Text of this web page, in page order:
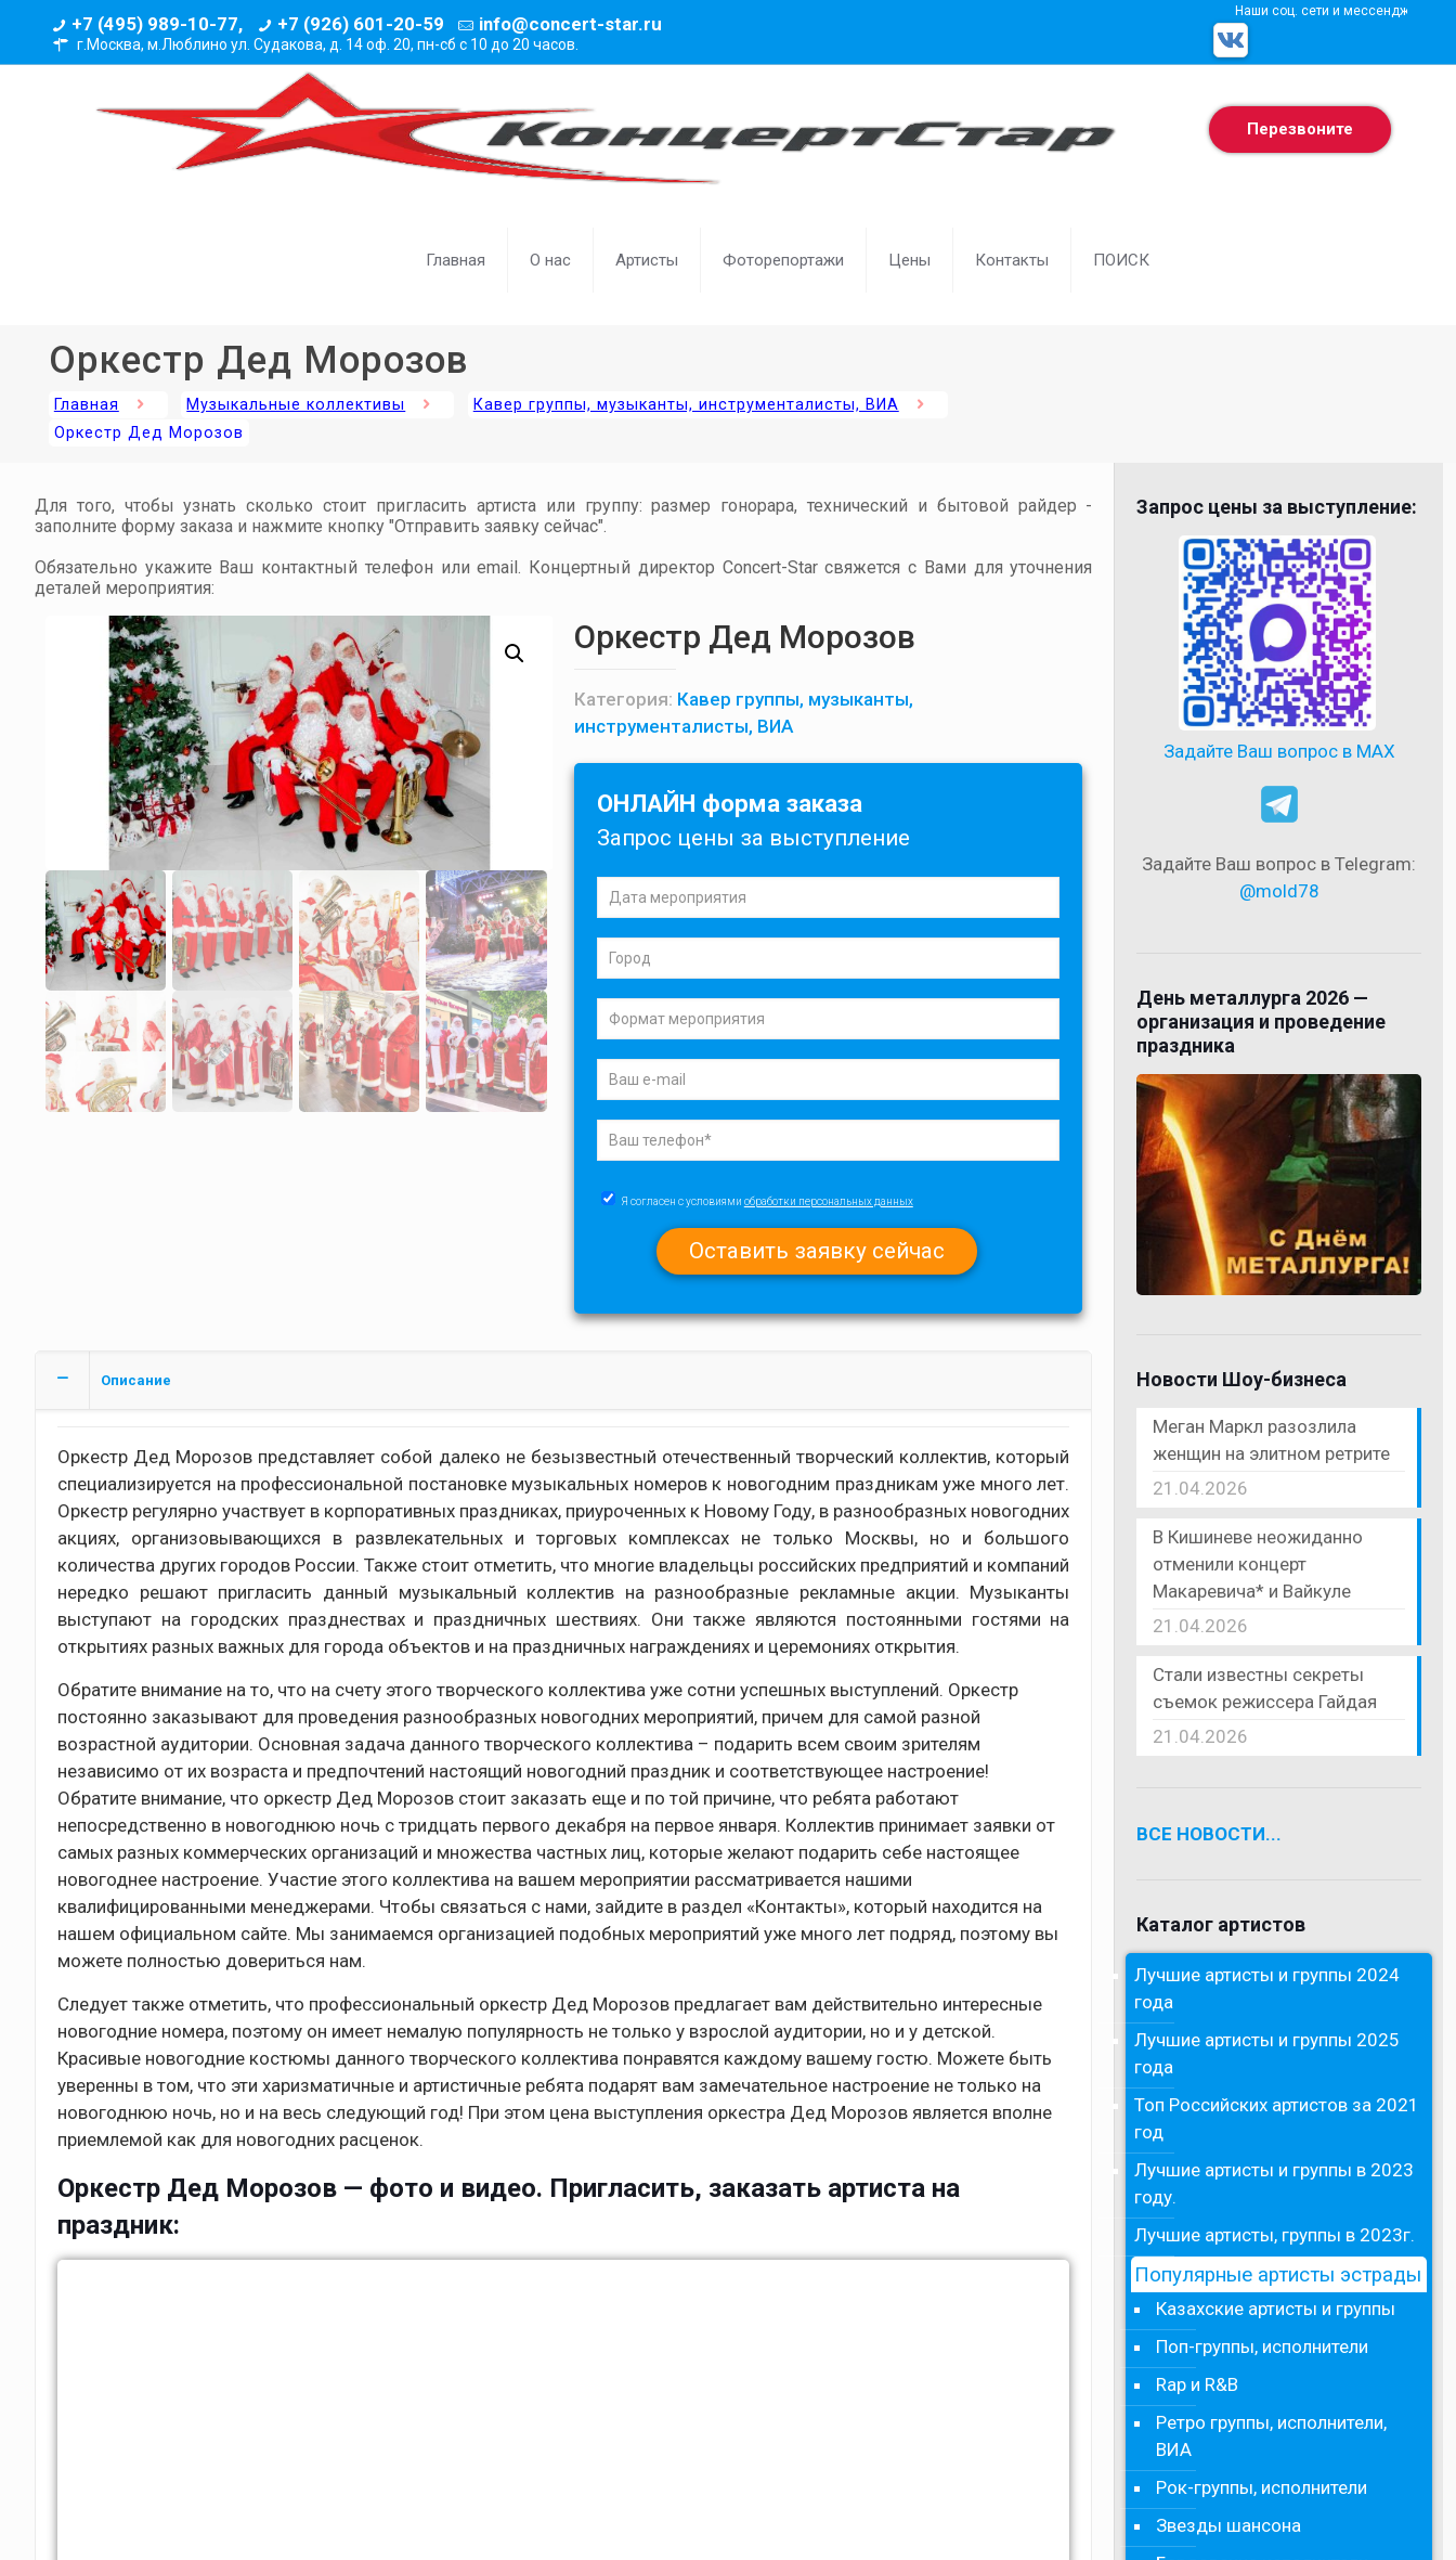
+7 (495) 989-10-77, +7 (926) 601-20-59 info@concert-star.ru
г.Москва, м.Люблино ул. Судакова, д. 14 оф. 20, пн-сб с 10 до 20 часов.
Наши соц. сети и мессенджеры
Главная О нас Артисты Фоторепортажи Цены Контакты ПОИСК
Перезвоните
Оркестр Дед Морозов
Главная Музыкальные коллективы
Кавер группы, музыканты, инструменталисты, ВИА
Оркестр Дед Морозов
Для того, чтобы узнать сколько стоит пригласить артиста или группу: размер гонорара, технический и бытовой райдер -
заполните форму заказа и нажмите кнопку "Отправить заявку сейчас".
Обязательно укажите Ваш контактный телефон или email. Концертный директор Concert-Star свяжется с Вами для уточнения
деталей мероприятия:
Оркестр Дед Морозов
Категория: Кавер группы, музыканты,
инструменталисты, ВИА
ОНЛАЙН форма заказа
Запрос цены за выступление
Я согласен с условиями обработки персональных данных
Описание
Оркестр Дед Морозов представляет собой далеко не безызвестный отечественный творческий коллектив, который
специализируется на профессиональной постановке музыкальных номеров к новогодним праздникам уже много лет.
Оркестр регулярно участвует в корпоративных праздниках, приуроченных к Новому Году, в разнообразных новогодних
акциях, организовывающихся в развлекательных и торговых комплексах не только Москвы, но и большого
количества других городов России. Также стоит отметить, что многие владельцы российских предприятий и компаний
нередко решают пригласить данный музыкальный коллектив на разнообразные рекламные акции. Музыканты
выступают на городских празднествах и праздничных шествиях. Они также являются постоянными гостями на
открытиях разных важных для города объектов и на праздничных награждениях и церемониях открытия.
Обратите внимание на то, что на счету этого творческого коллектива уже сотни успешных выступлений. Оркестр
постоянно заказывают для проведения разнообразных новогодних мероприятий, причем для самой разной
возрастной аудитории. Основная задача данного творческого коллектива – подарить всем своим зрителям
независимо от их возраста и предпочтений настоящий новогодний праздник и соответствующее настроение!
Обратите внимание, что оркестр Дед Морозов стоит заказать еще и по той причине, что ребята работают
непосредственно в новогоднюю ночь с тридцать первого декабря на первое января. Коллектив принимает заявки от
самых разных коммерческих организаций и множества частных лиц, которые желают подарить себе настоящее
новогоднее настроение. Участие этого коллектива на вашем мероприятии рассматривается нашими
квалифицированными менеджерами. Чтобы связаться с нами, зайдите в раздел «Контакты», который находится на
нашем официальном сайте. Мы занимаемся организацией подобных мероприятий уже много лет подряд, поэтому вы
можете полностью довериться нам.
Следует также отметить, что профессиональный оркестр Дед Морозов предлагает вам действительно интересные
новогодние номера, поэтому он имеет немалую популярность не только у взрослой аудитории, но и у детской.
Красивые новогодние костюмы данного творческого коллектива понравятся каждому вашему гостю. Можете быть
уверенны в том, что эти харизматичные и артистичные ребята подарят вам замечательное настроение не только на
новогоднюю ночь, но и на весь следующий год! При этом цена выступления оркестра Дед Морозов является вполне
приемлемой как для новогодних расценок.
Оркестр Дед Морозов — фото и видео. Пригласить, заказать артиста на
праздник:
Запрос цены за выступление:
Задайте Ваш вопрос в MAX
Задайте Ваш вопрос в Telegram:
@mold78
День металлурга 2026 —
организация и проведение
праздника
Новости Шоу-бизнеса
Меган Маркл разозлила
женщин на элитном ретрите
21.04.2026
В Кишиневе неожиданно
отменили концерт
Макаревича* и Вайкуле
21.04.2026
Стали известны секреты
съемок режиссера Гайдая
21.04.2026
ВСЕ НОВОСТИ...
Каталог артистов
Лучшие артисты и группы 2024
года
Лучшие артисты и группы 2025
года
Топ Российских артистов за 2021
год
Лучшие артисты и группы в 2023
году.
Лучшие артисты, группы в 2023г.
Популярные артисты эстрады
Казахские артисты и группы
Поп-группы, исполнители
Rap и R&B
Ретро группы, исполнители,
ВИА
Рок-группы, исполнители
Звезды шансона